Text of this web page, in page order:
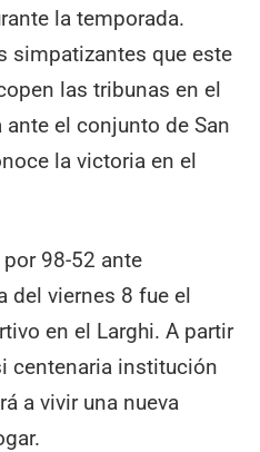
la temporada.
simpatizantes que este
las tribunas en el
ante el conjunto de San
la victoria en el
98-52 ante
del viernes 8 fue el
en el Larghi. A partir
centenaria institución
a vivir una nueva